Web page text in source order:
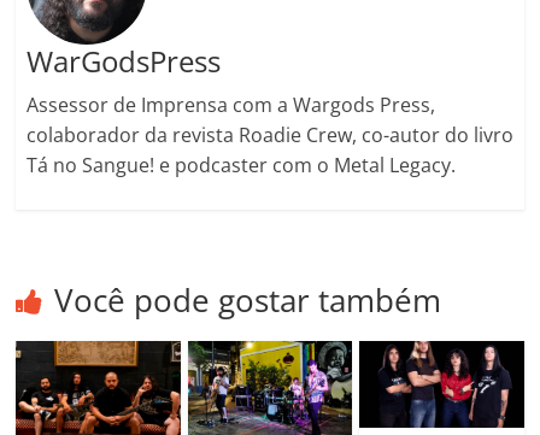
WarGodsPress
Assessor de Imprensa com a Wargods Press,
colaborador da revista Roadie Crew, co-autor do livro
Tá no Sangue! e podcaster com o Metal Legacy.
Você pode gostar também